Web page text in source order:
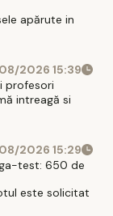
apărute in
2026 15:39
profesori
intreagă si
2026 15:29
test: 650 de
este solicitat